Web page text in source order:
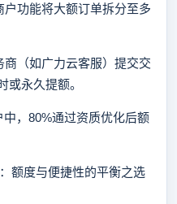
功能将大额订单拆分至多
（如广力云客服）提交交
或永久提额。
，80%通过资质优化后额
度与便捷性的平衡之选